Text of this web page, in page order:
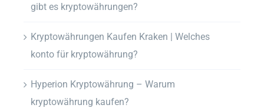
gibt es kryptowährungen?
Kryptowährungen Kaufen Kraken | Welches
konto für kryptowährung?
Hyperion Kryptowährung – Warum
kryptowährung kaufen?